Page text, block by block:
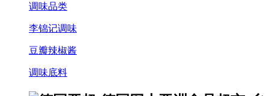
调味品类
李锦记调味
豆瓣辣椒酱
调味底料